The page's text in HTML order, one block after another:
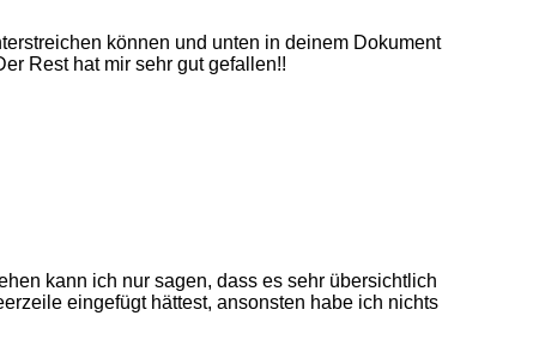
können und unten in deinem Dokument
Rest hat mir sehr gut gefallen!!
kann ich nur sagen, dass es sehr übersichtlich
eingefügt hättest, ansonsten habe ich nichts